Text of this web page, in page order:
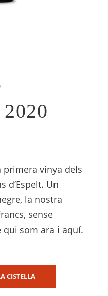
primera vinya dels
d’Espelt. Un
la nostra
sense
qui som ara i aquí.
CISTELLA